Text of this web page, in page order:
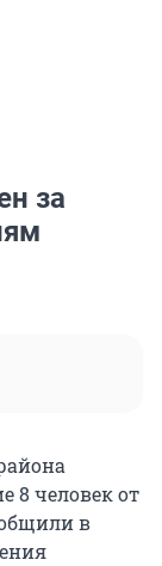
за
8 человек от
в